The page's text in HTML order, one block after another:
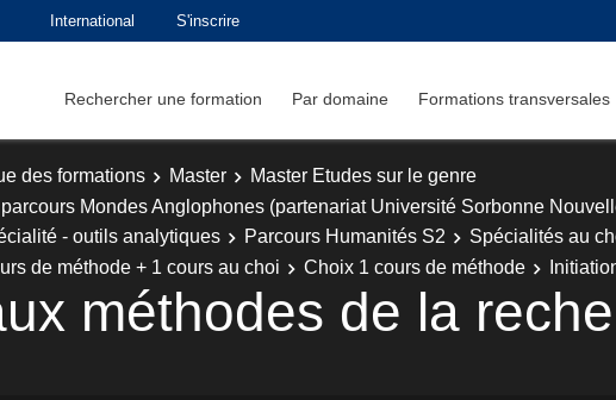
International S'inscrire
Rechercher une formation Par domaine Formations transversales
des formations Master
Master Etudes sur le genre
Mondes Anglophones (partenariat Université Sorbonne
- outils analytiques
Parcours Humanités S2
Spécialités au
de méthode + 1 cours au choi
Choix 1 cours de méthode
méthodes de la